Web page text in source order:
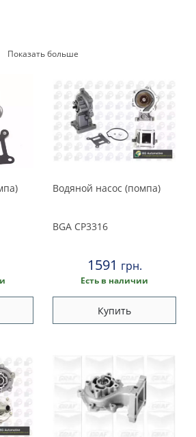
Показать больше
Водяной насос (помпа)
BGA CP3316
1591 грн.
Есть в наличии
Купить